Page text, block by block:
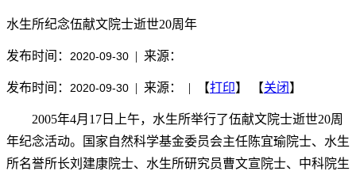
水生所纪念伍献文院士逝世20周年
发布时间： 2020-09-30 | 来源：
发布时间： 2020-09-30 | 来源： | 【打印】 【关闭 】
2005年4月17日上午，水生所举行了伍献文院士逝世20周
年纪念活动。国家自然科学基金委员会主任陈宜瑜院士、水生
所名誉所长刘建康院士、水生所研究员曹文宣院士、中科院生